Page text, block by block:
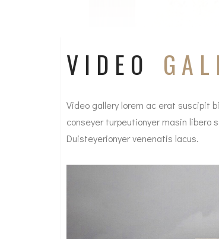
VIDEO
Video gallery lorem ac erat suscipit
conseyer turpeutionyer masin libero
Duisteyerionyer venenatis lacus.